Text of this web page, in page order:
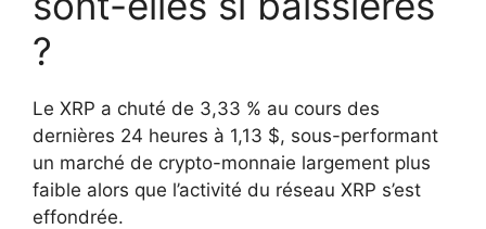
?
Le XRP a chuté de 3,33 % au cours des
dernières 24 heures à 1,13 $, sous-performant
un marché de crypto-monnaie largement plus
faible alors que l’activité du réseau XRP s’est
effondrée.